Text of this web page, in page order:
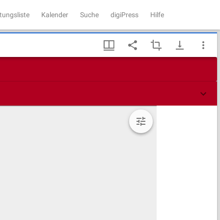
Kalender Suche digiPress Hilfe